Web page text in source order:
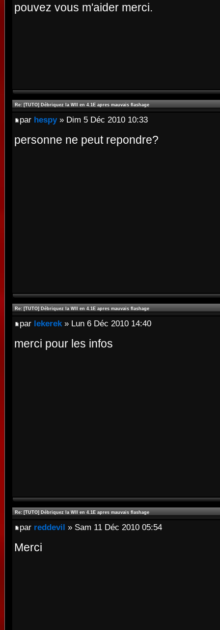
pouvez vous m'aider merci.
Re: [TUTO] Débriquez la WII en 4.1E apres mauvais flashage
par hespy» Dim 5 Déc 2010 10:33
personne ne peut repondre?
Re: [TUTO] Débriquez la WII en 4.1E apres mauvais flashage
par lekerek » Lun 6 Déc 2010 14:40
merci pour les infos
Re: [TUTO] Débriquez la WII en 4.1E apres mauvais flashage
par reddevil » Sam 11 Déc 2010 05:54
Merci